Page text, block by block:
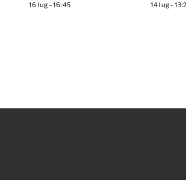
16 lug - 16:45 14 lug -